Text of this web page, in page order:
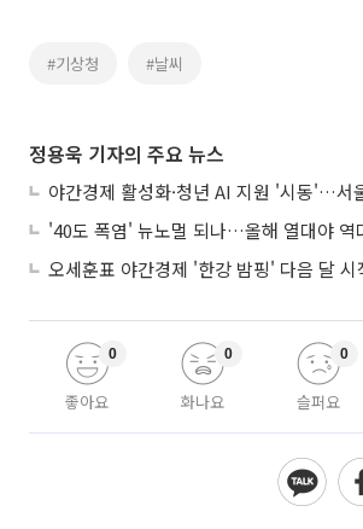
#기상청 #날씨
정용욱 기자의 주요 뉴스
좋아요
0
화나요
0
슬퍼요
0